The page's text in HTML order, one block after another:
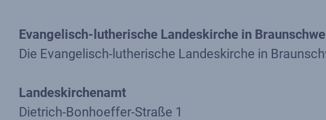
MITMACHEN
Evangelisch-lutherische Landeskirche in
Die Evangelisch-lutherische Landeskirche in
Landeskirchenamt
Dietrich-Bonhoeffer-Straße 1